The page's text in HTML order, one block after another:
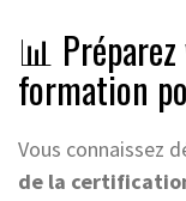
📊
formation
Vous connaissez
de la